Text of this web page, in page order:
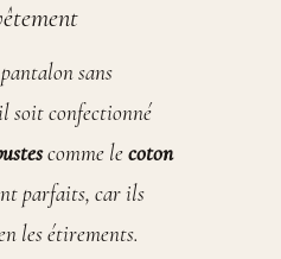
sans
soit confectionné
comme lecoton
parfaits, car ils
les étirements.